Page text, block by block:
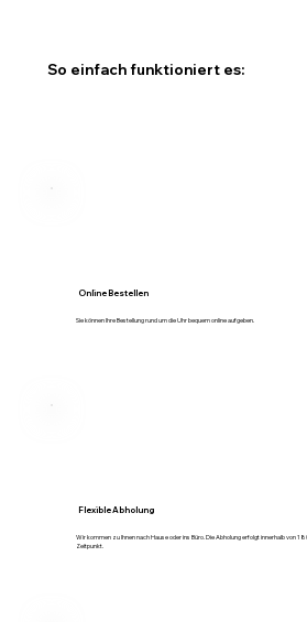
So einfach funktioniert es:
Online Bestellen
Sie können Ihre Bestellung rund um die Uhr bequem online aufgeben.
Flexible Abholung
Wir kommen zu Ihnen nach Hause oder ins Büro. Die Abholung erfolgt innerhalb von
Zeitpunkt.